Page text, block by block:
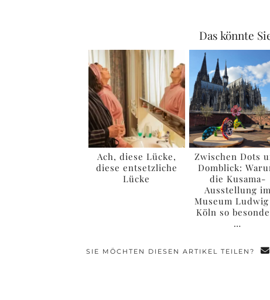
Das könnte
Ach, diese Lücke,
diese entsetzliche
Lücke
Zwischen Dots
Domblick:
die Kusama-
Ausstellung im
Museum
Köln so
…
SIE MÖCHTEN DIESEN ARTIKEL TEILEN?